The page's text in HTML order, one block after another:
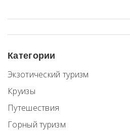
Категории
Экзотический туризм
Круизы
Путешествия
Горный туризм